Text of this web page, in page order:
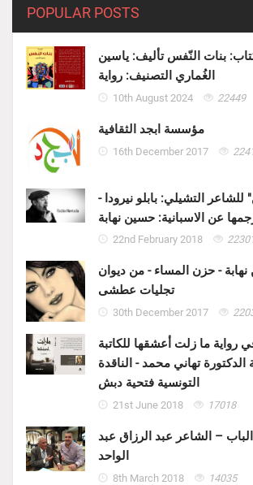
POPULAR POSTS
بنات النّفس تأليف: ياسين
الغُماري التصنيف: رواية
10th August 2024 22449
مؤسسة ابجد الثقافية
16th December 2017
للشاعر التشيلي: بابلو نيرودا -
عن الاسبانية: حسين نهابة
22nd February 2018
- حزن المساء - من ديوان
تجليات عطشى
30th December 2017
رواية ما زلت أعشقها للكاتبة
الدكتورة تهاني محمد - الناقدة
التونسية فتحية دبش
21st June 2018 17018
– الشاعر عبد الرزاق عبد
الواحد
8th March 2018 14035